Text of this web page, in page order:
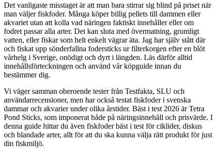
Det vanligaste misstaget är att man bara stirrar sig blind på priset när
man väljer fiskfoder. Många köper billig pellets till dammen eller
akvariet utan att kolla vad näringen faktiskt innehåller eller om
fodret passar alla arter. Det kan sluta med övermatning, grumligt
vatten, eller fiskar som helt enkelt vägrar äta. Jag har själv stått där
och fiskat upp sönderfallna fodersticks ur filterkorgen efter en blöt
vårhelg i Sverige, onödigt och dyrt i längden. Läs därför alltid
innehållsförteckningen och använd vår köpguide innan du
bestämmer dig.
Vi väger samman oberoende tester från Testfakta, SLU och
användarrecensioner, men har också testat fiskfoder i svenska
dammar och akvarier under olika årstider. Bäst i test 2026 är Tetra
Pond Sticks, som imponerat både på näringsinnehåll och prisvärde. I
denna guide hittar du även fiskfoder bäst i test för ciklider, diskus
och blandade arter, allt för att du ska kunna välja rätt produkt för just
din fiskmiljö.